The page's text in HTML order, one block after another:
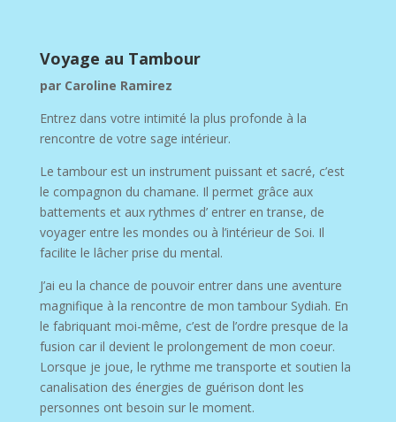
Voyage au Tambour
par Caroline Ramirez
Entrez dans votre intimité la plus profonde à la
rencontre de votre sage intérieur.
Le tambour est un instrument puissant et sacré, c’est
le compagnon du chamane. Il permet grâce aux
battements et aux rythmes d’ entrer en transe, de
voyager entre les mondes ou à l’intérieur de Soi. Il
facilite le lâcher prise du mental.
J’ai eu la chance de pouvoir entrer dans une aventure
magnifique à la rencontre de mon tambour Sydiah. En
le fabriquant moi-même, c’est de l’ordre presque de la
fusion car il devient le prolongement de mon coeur.
Lorsque je joue, le rythme me transporte et soutien la
canalisation des énergies de guérison dont les
personnes ont besoin sur le moment.